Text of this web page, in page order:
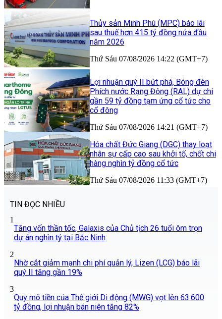
Thủy sản Minh Phú (MPC) báo lãi
sau thuế hơn 415 tỷ đồng nửa đầu
năm 2026
Thứ Sáu 07/08/2026 14:22 (GMT+7)
Lợi nhuận quý II bứt phá, Bóng đèn
Phích nước Rạng Đông (RAL) dự chi
gần 59 tỷ đồng tạm ứng cổ tức cho
cổ đông
Thứ Sáu 07/08/2026 14:21 (GMT+7)
Hóa chất Đức Giang (DGC) thay loạt
nhân sự cấp cao sau khởi tố, chốt chi
hàng nghìn tỷ đồng cổ tức
Thứ Sáu 07/08/2026 11:33 (GMT+7)
TIN ĐỌC NHIỀU
1
Tăng vốn thần tốc, Galaxis của Chủ tịch 26 tuổi ôm trọn
dự án nghìn tỷ tại Bắc Ninh
2
Nhờ cắt giảm mạnh chi phí quản lý, Lizen (LCG) báo lãi
quý II tăng gần 19%
3
Quy mô tiền của Thế giới Di động (MWG) vọt lên 63.600
tỷ đồng, lợi nhuận bán niên tăng 82%